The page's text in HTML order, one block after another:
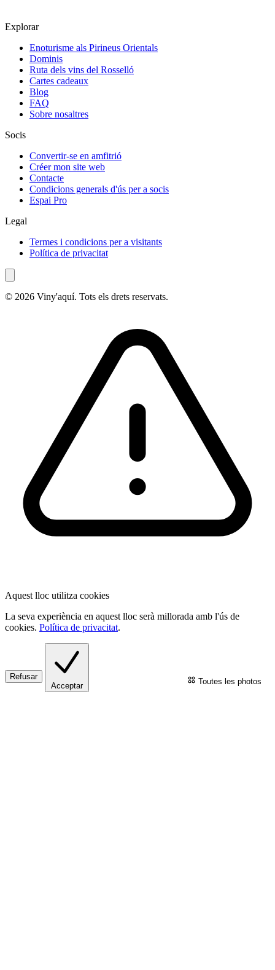
Toutes les photos
Explorar
Enoturisme als Pirineus Orientals
Dominis
Ruta dels vins del Rosselló
Cartes cadeaux
Blog
FAQ
Sobre nosaltres
Socis
Convertir-se en amfitrió
Créer mon site web
Contacte
Condicions generals d'ús per a socis
Espai Pro
Legal
Termes i condicions per a visitants
Política de privacitat
© 2026 Viny'aquí. Tots els drets reservats.
Aquest lloc utilitza cookies
La seva experiència en aquest lloc serà millorada amb l'ús de
cookies. Política de privacitat.
Refusar
Acceptar